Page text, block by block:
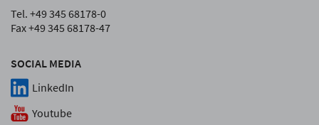
SOCIAL MEDIA
LinkedIn
Youtube
Tel. +49 345 68178-0
Fax +49 345 68178-47